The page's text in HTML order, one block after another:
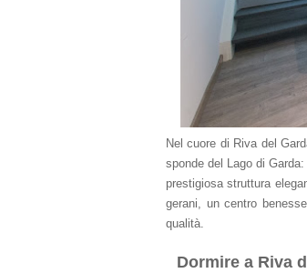
Nel cuore di Riva del
sponde del Lago di
prestigiosa struttura
gerani, un centro
qualità.
Dormire a Riva